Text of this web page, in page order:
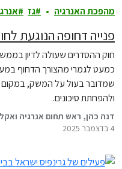
מהפכת האנרגיה גז
פנייה דחופה הנוגעת
כמעט לגמרי מהצורך הדחוף
שמדובר בעול על המשק, במקום
ולהפחתת סיכונים.
דנה כהן, ראש תחום אנרגיה
4 בדצמבר 2025